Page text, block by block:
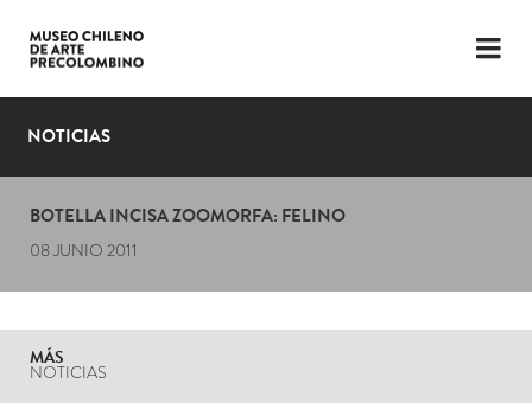
LENGUAJE
PLANIFICA TU VISITA
EXPOSICIONES
EL MUSEO
NOTICIAS
NOTICIAS
BOTELLA INCISA ZOOMORFA: FELINO
08 JUNIO 2011
MÁS
NOTICIAS